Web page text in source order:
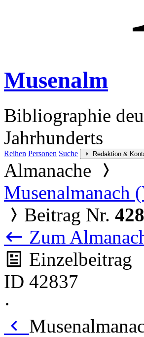
Musenalm
Bibliographie
Jahrhunderts
Reihen Personen Suche Redaktion &
Almanache
Musenalmanach
Beitrag Nr.
Zum
Einzelbeitrag
ID 42837
·